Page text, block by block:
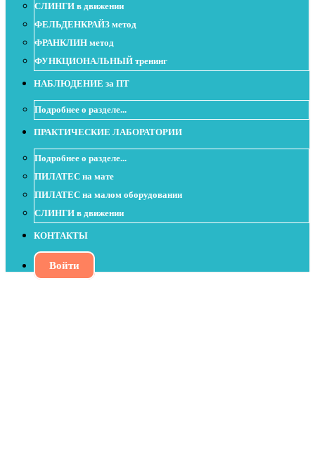
СЛИНГИ в движении
ФЕЛЬДЕНКРАЙЗ метод
ФРАНКЛИН метод
ФУНКЦИОНАЛЬНЫЙ тренинг
НАБЛЮДЕНИЕ за ПТ
Подробнее о разделе...
ПРАКТИЧЕСКИЕ ЛАБОРАТОРИИ
Подробнее о разделе...
ПИЛАТЕС на мате
ПИЛАТЕС на малом оборудовании
СЛИНГИ в движении
КОНТАКТЫ
Войти